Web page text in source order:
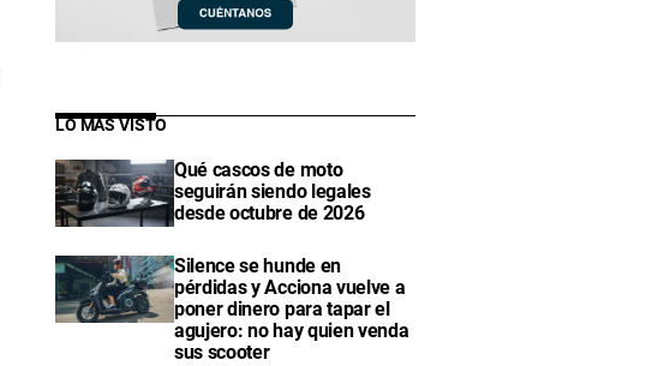
LO MÁS VISTO
Qué cascos de moto
seguirán siendo legales
desde octubre de 2026
Silence se hunde en
pérdidas y Acciona vuelve a
poner dinero para tapar el
agujero: no hay quien venda
sus scooter